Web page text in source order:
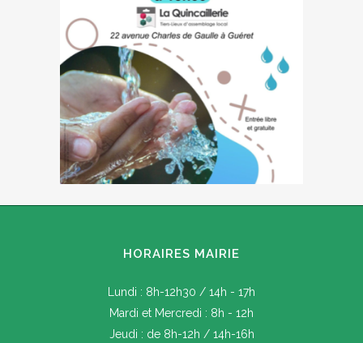
HORAIRES MAIRIE
Lundi : 8h-12h30 / 14h - 17h
Mardi et Mercredi : 8h - 12h
Jeudi : de 8h-12h / 14h-16h